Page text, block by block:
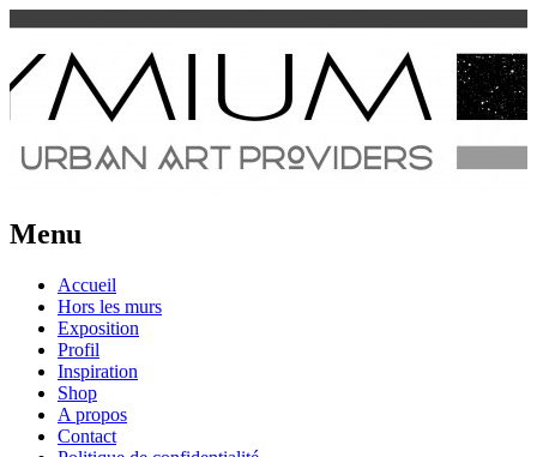
Spraymium Magazine
Urban Art Provider
Menu
Aller
contenu
Accueil
Hors les murs
Exposition
Profil
Inspiration
Shop
A propos
Contact